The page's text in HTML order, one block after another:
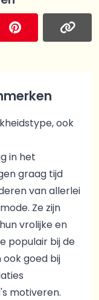
ook
in het
graag tijd
van allerlei
Ze zijn
vrolijke en
populair bij de
ook goed bij
motiveren.